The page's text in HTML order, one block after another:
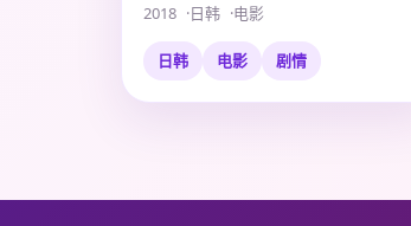
2018 日韩 电影
日韩 电影 剧情